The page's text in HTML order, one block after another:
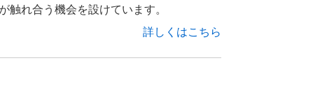
触れ合う機会を設けています。
詳しくはこちら